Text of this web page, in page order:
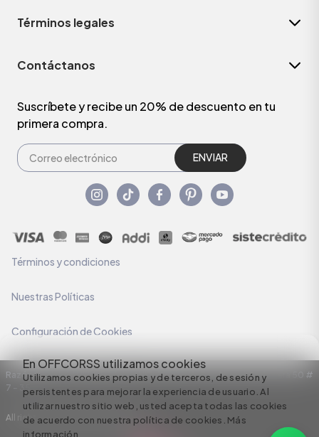
En OFFCORSS utilizamos cookies
Utilizamos cookies propias y de terceros, de sesión y
persistentes para mejorar la experiencia de usuario. Al
utilizar nuestro sitio web, usted acepta todas las cookies
de acuerdo con nuestra política de cookies. Más
información
Términos legales
Contáctanos
Suscríbete y recibe un 20% de descuento en tu
primera compra.
ENVIAR
Términos y condiciones
Nuestras Políticas
Configuración de Cookies
Razón Social: C.I HERMECO S.A. NIT: 890924167-6 Dirección: Carrera 50 #
7 – 35
All rights reserved empowered by